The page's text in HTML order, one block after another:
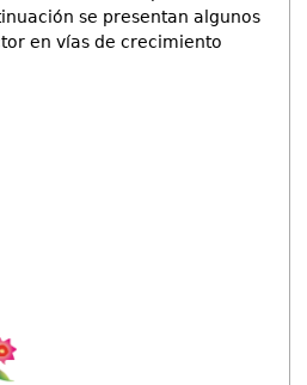
se presentan algunos
en vías de crecimiento